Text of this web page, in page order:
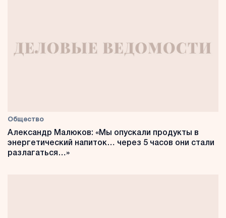
Общество
Александр Малюков: «Мы опускали продукты в
энергетический напиток… через 5 часов они стали
разлагаться…»